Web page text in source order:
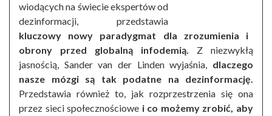
wiodących na świecie ekspertów od
dezinformacji, przedstawia
kluczowy nowy paradygmat dla zrozumienia i
obrony przed globalną infodemią. Z niezwykłą
jasnością, Sander van der Linden wyjaśnia, dlaczego
nasze mózgi są tak podatne na dezinformację.
Przedstawia również to, jak rozprzestrzenia się ona
przez sieci społecznościowe i co możemy zrobić, aby